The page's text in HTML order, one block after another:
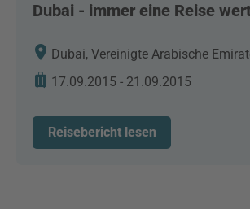
Dubai - immer eine Reise
Dubai, Vereinigte Arabische
17.09.2015 - 21.09.2015
Reisebericht lesen